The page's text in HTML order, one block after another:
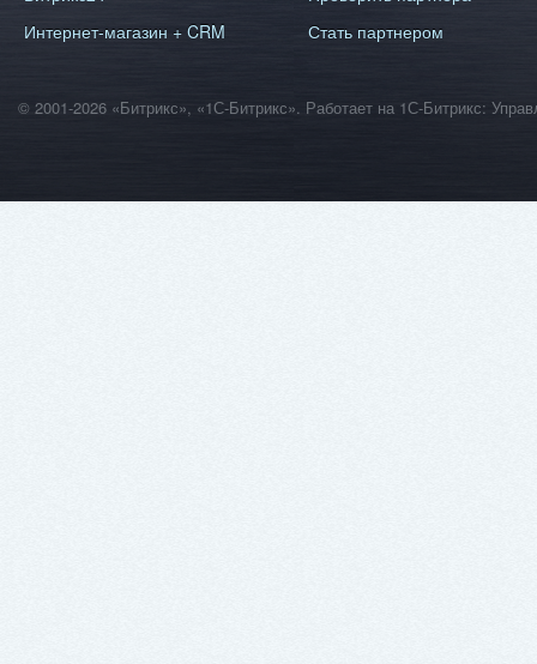
Интернет-магазин + CRM
Стать партнером
© 2001-2026 «Битрикс», «1С-Битрикс». Работает на 1С-Битрикс: